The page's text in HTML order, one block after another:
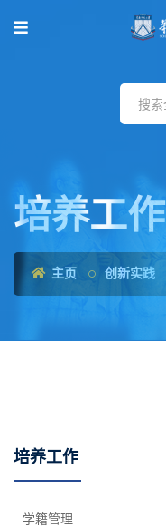
培养工作
主页 创新实践
培养工作
学籍管理